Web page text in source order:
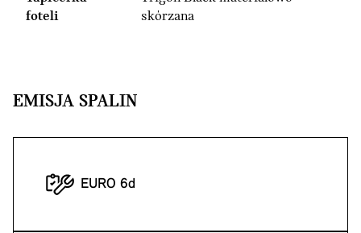
foteli
skórzana
EMISJA SPALIN
EURO 6d